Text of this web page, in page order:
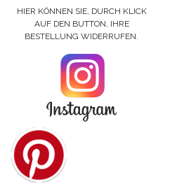
HIER KÖNNEN SIE, DURCH KLICK
AUF DEN BUTTON, IHRE
BESTELLUNG WIDERRUFEN.